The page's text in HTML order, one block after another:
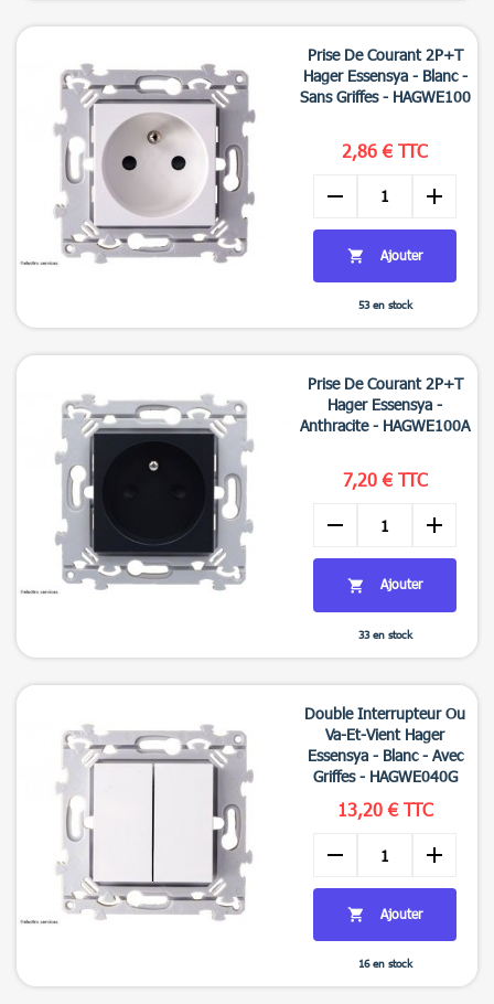


Prise De Courant 2P+T
Hager Essensya - Blanc -
Sans Griffes - HAGWE100
2,86 € TTC
remove add
 Ajouter
53 en stock

Prise De Courant 2P+T
Hager Essensya -
Anthracite - HAGWE100A
7,20 € TTC
remove add
 Ajouter
33 en stock
Double Interrupteur Ou
Va-Et-Vient Hager
Essensya - Blanc - Avec
Griffes - HAGWE040G
13,20 € TTC
remove add
 Ajouter
16 en stock